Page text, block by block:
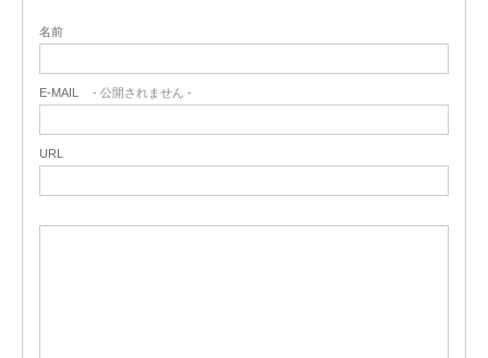
名前
E-MAIL - 公開されません -
URL